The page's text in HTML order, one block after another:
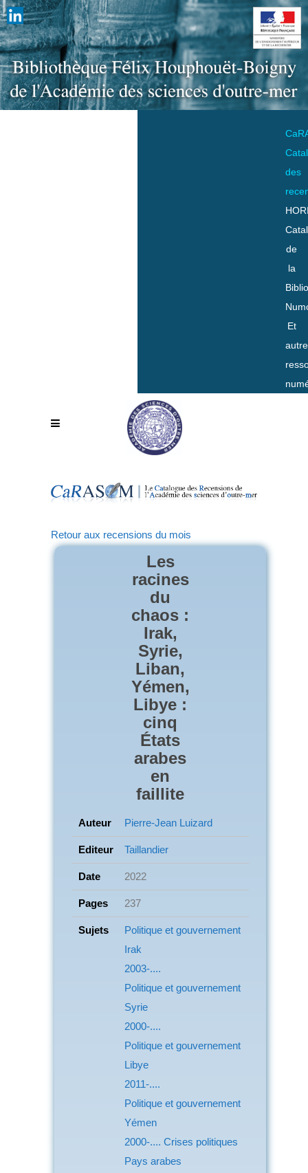
des
de
la
Et
Retour aux recensions du mois
Les
racines
du
chaos :
Irak,
Syrie,
Liban,
Yémen,
Libye :
cinq
États
arabes
en
faillite
Auteur Pierre-Jean Luizard
Editeur Taillandier
Date 2022
Pages 237
Sujets
Politique et gouvernement
Irak
2003-....
Politique et gouvernement
Syrie
2000-....
Politique et gouvernement
Libye
2011-....
Politique et gouvernement
Yémen
2000-.... Crises politiques
Pays arabes